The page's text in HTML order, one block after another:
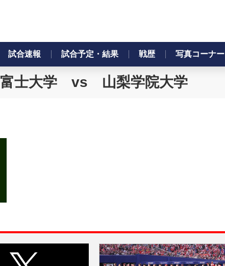
試合速報 試合予定・結果 戦歴 写真コーナー
富士大学 vs 山梨学院大学